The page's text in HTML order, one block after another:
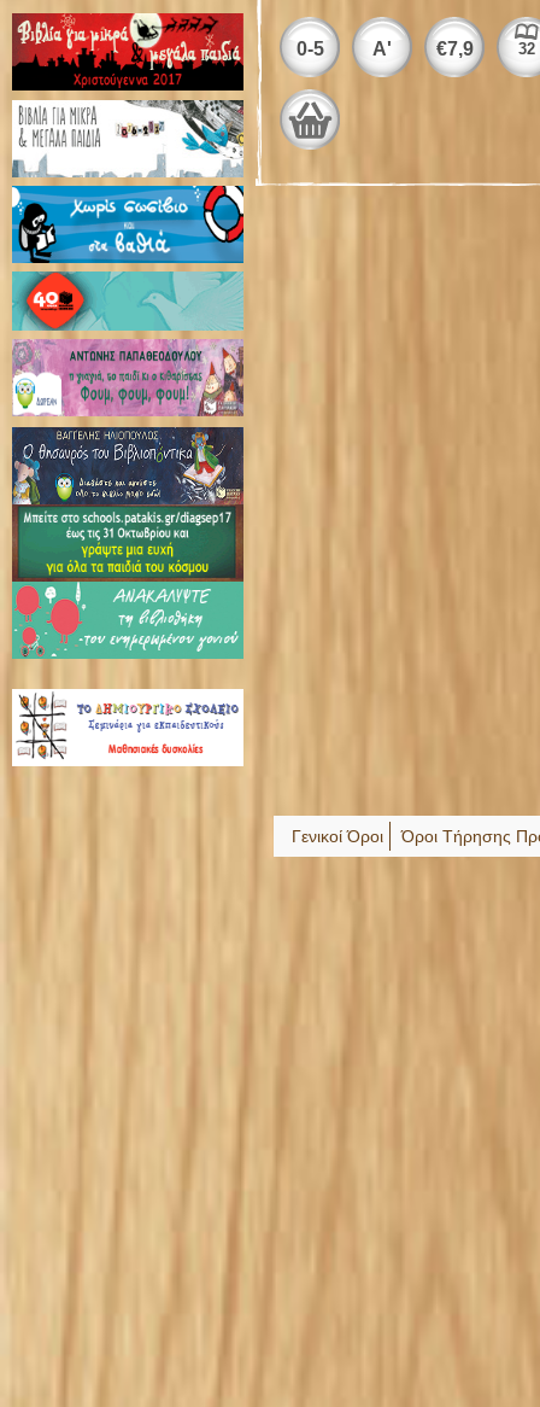
0-5 Α' €7,9 32
Γενικοί Όροι Όροι Τήρησης